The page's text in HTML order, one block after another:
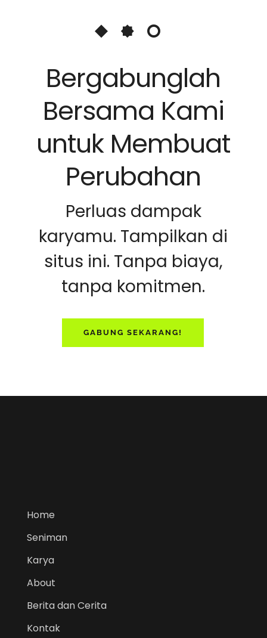
Bergabunglah
Bersama Kami
untuk Membuat
Perubahan
Perluas dampak
karyamu. Tampilkan di
situs ini. Tanpa biaya,
tanpa komitmen.
GABUNG SEKARANG!
Home
Seniman
Karya
About
Berita dan Cerita
Kontak